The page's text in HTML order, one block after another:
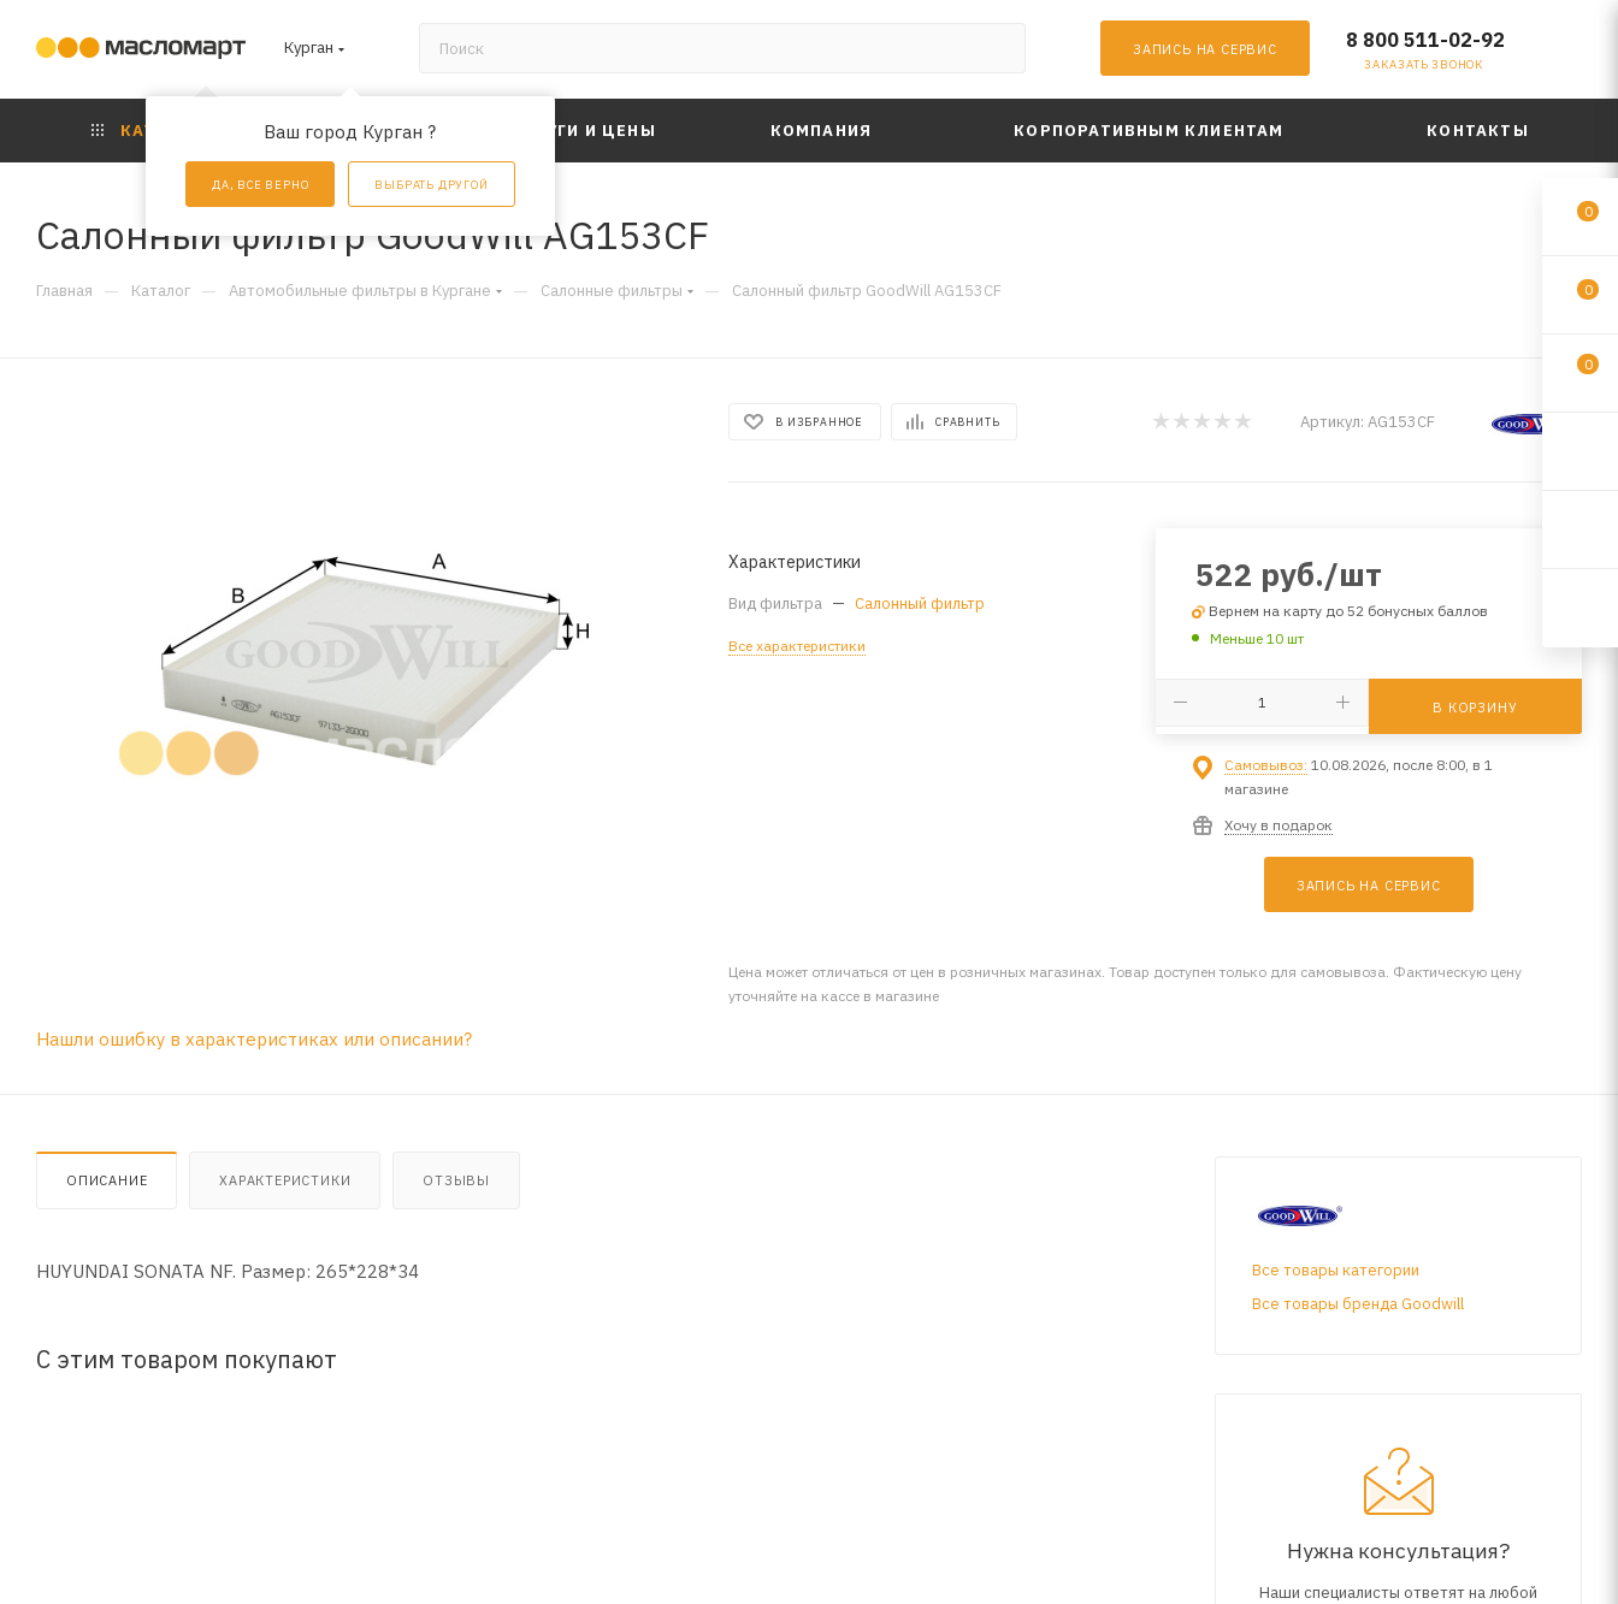
Курган
Ваш город Курган ?
ДА, ВСЕ ВЕРНО ВЫБРАТЬ ДРУГОЙ
ЗАПИСЬ НА СЕРВИС 8 800 511-02-92
ЗАКАЗАТЬ ЗВОНОК
КАТАЛОГ АКЦИИ УСЛУГИ И ЦЕНЫ КОМПАНИЯ КОРПОРАТИВНЫМ КЛИЕНТАМ КОНТАКТЫ
Салонный фильтр GoodWill AG153CF
Главная — Каталог — Автомобильные фильтры в Кургане — Салонные фильтры — Салонный фильтр GoodWill AG153CF
В ИЗБРАННОЕ СРАВНИТЬ Артикул: AG153CF
Характеристики
Вид фильтра — Салонный фильтр
Все характеристики
522 руб./шт
Вернем на карту до 52 бонусных баллов
Меньше 10 шт
В КОРЗИНУ
Самовывоз: 10.08.2026, после 8:00, в 1
магазине
Хочу в подарок
ЗАПИСЬ НА СЕРВИС
Цена может отличаться от цен в розничных магазинах. Товар доступен только для самовывоза. Фактическую цену
уточняйте на кассе в магазине
Нашли ошибку в характеристиках или описании?
ОПИСАНИЕ ХАРАКТЕРИСТИКИ ОТЗЫВЫ
HUYUNDAI SONATA NF. Размер: 265*228*34
С этим товаром покупают
Все товары категории
Все товары бренда Goodwill
Нужна консультация?
Наши специалисты ответят на любой
0
0
0